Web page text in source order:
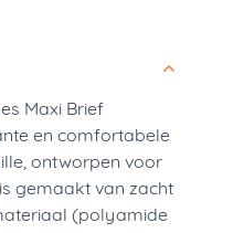
Maxi Brief
en comfortabele
ontworpen voor
gemaakt van zacht
(polyamide